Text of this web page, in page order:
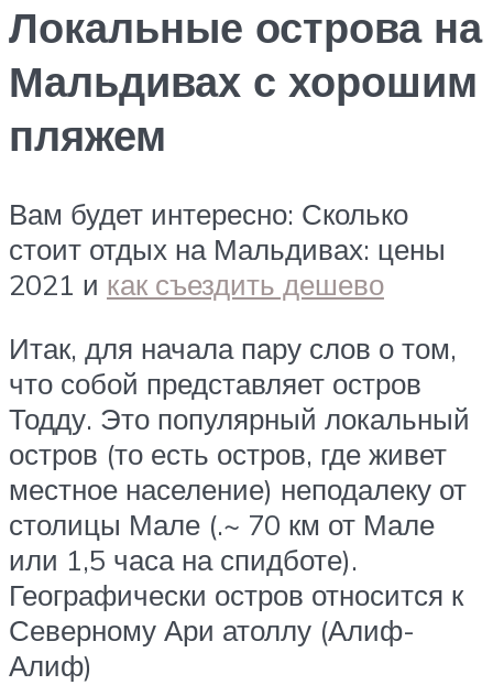
Локальные острова на
Мальдивах с хорошим
пляжем
Вам будет интересно: Сколько
стоит отдых на Мальдивах: цены
2021 и как съездить дешево
Итак, для начала пару слов о том,
что собой представляет остров
Тодду. Это популярный локальный
остров (то есть остров, где живет
местное население) неподалеку от
столицы Мале (.~ 70 км от Мале
или 1,5 часа на спидботе).
Географически остров относится к
Северному Ари атоллу (Алиф-
Алиф)